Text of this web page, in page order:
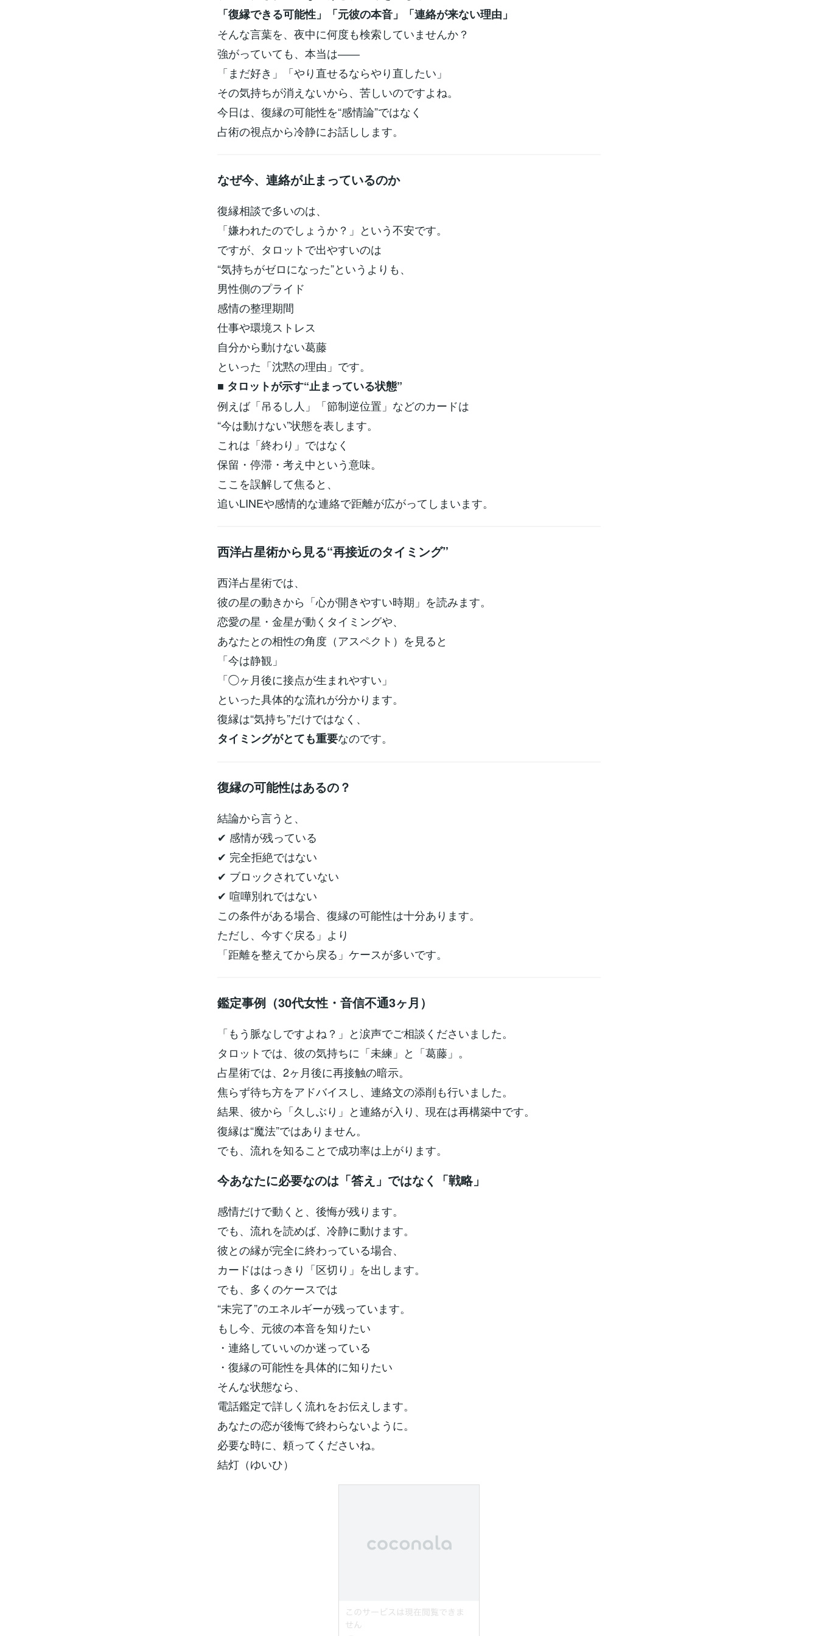
「復縁できる可能性」「元彼の本音」「連絡が来ない理由」
そんな言葉を、夜中に何度も検索していませんか？
強がっていても、本当は――
「まだ好き」「やり直せるならやり直したい」
その気持ちが消えないから、苦しいのですよね。
今日は、復縁の可能性を“感情論”ではなく
占術の視点から冷静にお話しします。
なぜ今、連絡が止まっているのか
復縁相談で多いのは、
「嫌われたのでしょうか？」という不安です。
ですが、タロットで出やすいのは
“気持ちがゼロになった”というよりも、
男性側のプライド
感情の整理期間
仕事や環境ストレス
自分から動けない葛藤
といった「沈黙の理由」です。
■ タロットが示す“止まっている状態”
例えば「吊るし人」「節制逆位置」などのカードは
“今は動けない”状態を表します。
これは「終わり」ではなく
保留・停滞・考え中という意味。
ここを誤解して焦ると、
追いLINEや感情的な連絡で距離が広がってしまいます。
西洋占星術から見る“再接近のタイミング”
西洋占星術では、
彼の星の動きから「心が開きやすい時期」を読みます。
恋愛の星・金星が動くタイミングや、
あなたとの相性の角度（アスペクト）を見ると
「今は静観」
「◯ヶ月後に接点が生まれやすい」
といった具体的な流れが分かります。
復縁は“気持ち”だけではなく、
タイミングがとても重要なのです。
復縁の可能性はあるの？
結論から言うと、
✔ 感情が残っている
✔ 完全拒絶ではない
✔ ブロックされていない
✔ 喧嘩別れではない
この条件がある場合、復縁の可能性は十分あります。
ただし、今すぐ戻る」より
「距離を整えてから戻る」ケースが多いです。
鑑定事例（30代女性・音信不通3ヶ月）
「もう脈なしですよね？」と涙声でご相談くださいました。
タロットでは、彼の気持ちに「未練」と「葛藤」。
占星術では、2ヶ月後に再接触の暗示。
焦らず待ち方をアドバイスし、連絡文の添削も行いました。
結果、彼から「久しぶり」と連絡が入り、現在は再構築中です。
復縁は“魔法”ではありません。
でも、流れを知ることで成功率は上がります。
今あなたに必要なのは「答え」ではなく「戦略」
感情だけで動くと、後悔が残ります。
でも、流れを読めば、冷静に動けます。
彼との縁が完全に終わっている場合、
カードははっきり「区切り」を出します。
でも、多くのケースでは
“未完了”のエネルギーが残っています。
もし今、元彼の本音を知りたい
・連絡していいのか迷っている
・復縁の可能性を具体的に知りたい
そんな状態なら、
電話鑑定で詳しく流れをお伝えします。
あなたの恋が後悔で終わらないように。
必要な時に、頼ってくださいね。
結灯（ゆいひ）